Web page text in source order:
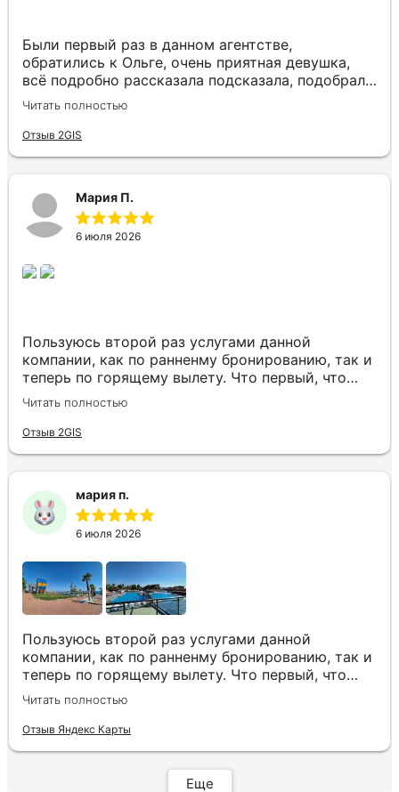
Были первый раз в данном агентстве,
обратились к Ольге, очень приятная девушка,
всё подробно рассказала подсказала, подобрала
нам отличный отель в Таиланде по хорошей
цене, отель вживую оказался ещё красивее чем
на фото, нас привезли увезли, всё отлично,
Читать полностью
Отзыв 2GIS
Мария П.
6 июля 2026
Пользуюсь второй раз услугами данной
компании, как по ранненму бронированию, так и
теперь по горящему вылету. Что первый, что
второй раз путёвки подобраны под наши
индивидуальные запросы идеально. Работаем с
менеджером Анной Макеевой, всегда на связи,
Читать полностью
Отзыв 2GIS
мария п.
6 июля 2026
Пользуюсь второй раз услугами данной
компании, как по ранненму бронированию, так и
теперь по горящему вылету. Что первый, что
второй раз путёвки подобраны под наши
индивидуальные запросы идеально. Работаем с
менеджером Анной Макеевой, всегда на связи,
Читать полностью
Отзыв Яндекс Карты
Еще